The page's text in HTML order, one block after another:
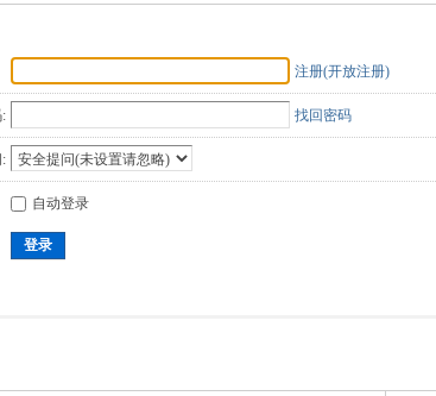
注册(开放注册)
找回密码
自动登录
登录